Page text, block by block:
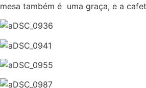
mesa também é uma graça, e a